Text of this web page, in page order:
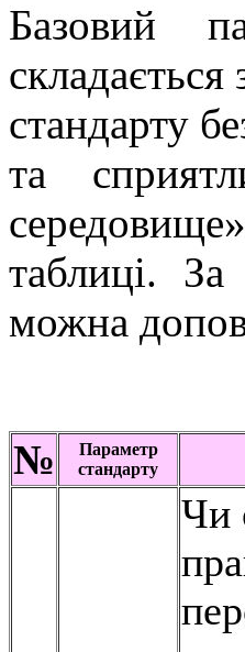
Базовий
стандарту
та
таблиці.
можна
№
Параметр
стандарту
Чи